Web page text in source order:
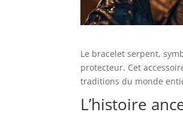
Le bracelet serpent,
protecteur. Cet
traditions du monde
L’histoire